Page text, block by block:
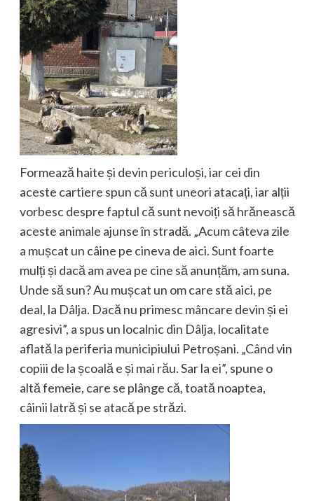
Formează haite și devin periculoși, iar cei din
aceste cartiere spun că sunt uneori atacați, iar alții
vorbesc despre faptul că sunt nevoiți să hrănească
aceste animale ajunse în stradă. „Acum câteva zile
a mușcat un câine pe cineva de aici. Sunt foarte
mulți și dacă am avea pe cine să anunțăm, am suna.
Unde să sun? Au mușcat un om care stă aici, pe
deal, la Dâlja. Dacă nu primesc mâncare devin și ei
agresivi”, a spus un localnic din Dâlja, localitate
aflată la periferia municipiului Petroșani. „Când vin
copiii de la școală e și mai rău. Sar la ei”, spune o
altă femeie, care se plânge că, toată noaptea,
câinii latră și se atacă pe străzi.